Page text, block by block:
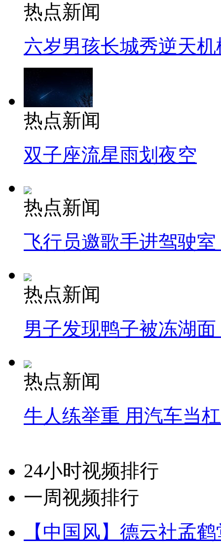
热点新闻
六岁男孩长城秀逆天机
热点新闻
双子座流星雨划夜空
热点新闻
飞行员邀歌手进驾驶
热点新闻
男子发现鸭子被冻湖
热点新闻
牛人练举重 用汽车当
24小时视频排行
一周视频排行
【中国风】德云社孟